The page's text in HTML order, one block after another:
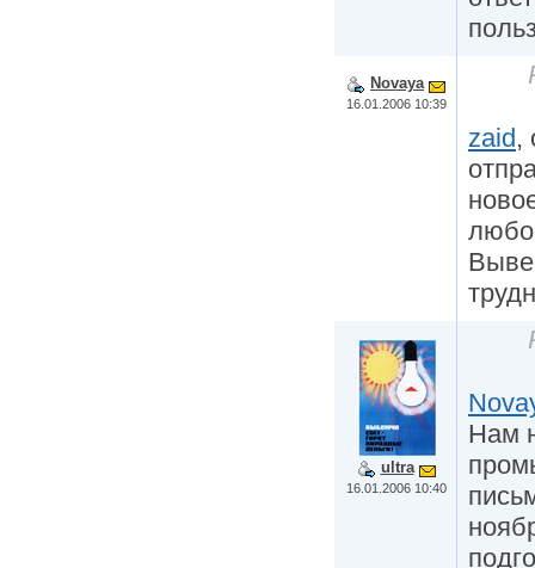
Novaya
16.01.2006 10:39
zaid,
ultra
16.01.2006 10:40
Нам